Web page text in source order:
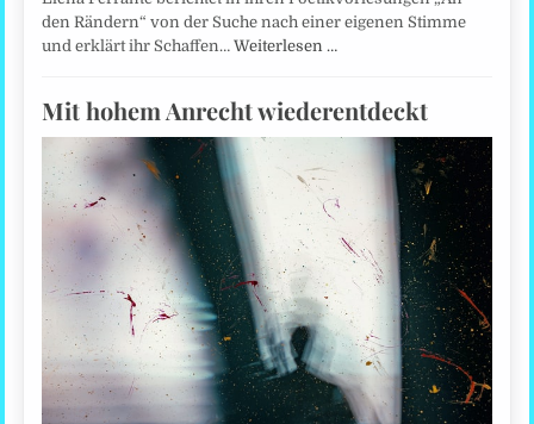
den Rändern“ von der Suche nach einer eigenen Stimme
und erklärt ihr Schaffen…Weiterlesen …
Mit hohem Anrecht wiederentdeckt